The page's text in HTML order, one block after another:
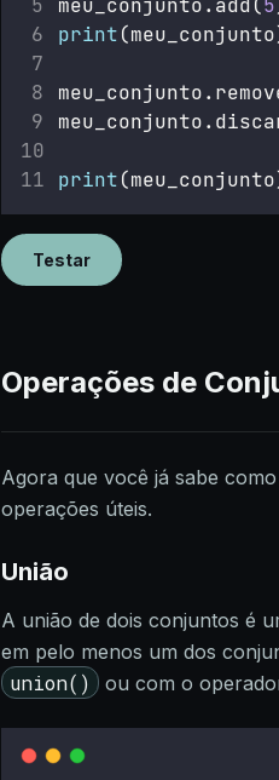
meu_conjunto.add(5
print
print
Testar
Operações de
Agora que você já sabe
operações úteis.
União
A união de dois conjuntos é
em pelo menos um dos
union() ou com o